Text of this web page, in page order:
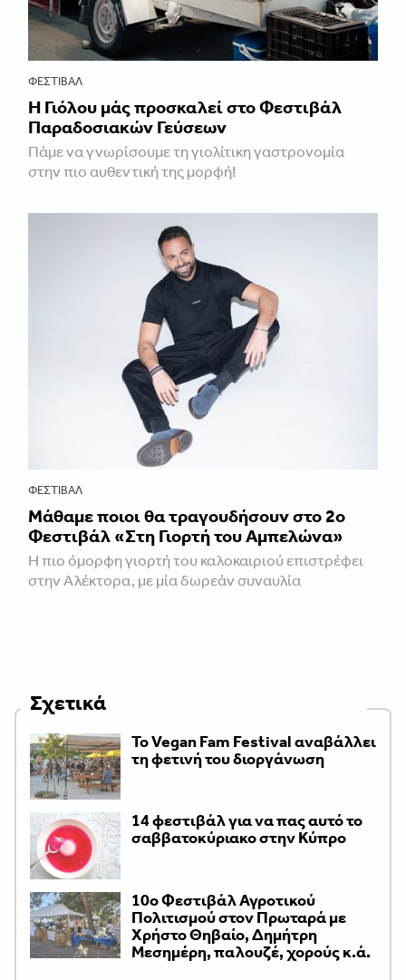
ΦΕΣΤΙΒΑΛ
Η Γιόλου μάς προσκαλεί στο Φεστιβάλ
Παραδοσιακών Γεύσεων
Πάμε να γνωρίσουμε τη γιολίτικη γαστρονομία
στην πιο αυθεντική της μορφή!
ΦΕΣΤΙΒΑΛ
Μάθαμε ποιοι θα τραγουδήσουν στο 2ο
Φεστιβάλ «Στη Γιορτή του Αμπελώνα»
Η πιο όμορφη γιορτή του καλοκαιριού επιστρέφει
στην Αλέκτορα, με μία δωρεάν συναυλία
Σχετικά
Το Vegan Fam Festival αναβάλλει
τη φετινή του διοργάνωση
14 φεστιβάλ για να πας αυτό το
σαββατοκύριακο στην Κύπρο
10ο Φεστιβάλ Αγροτικού
Πολιτισμού στον Πρωταρά με
Χρήστο Θηβαίο, Δημήτρη
Μεσημέρη, παλουζέ, χορούς κ.ά.